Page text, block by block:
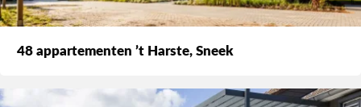
48 appartementen ’t Harste, Sneek